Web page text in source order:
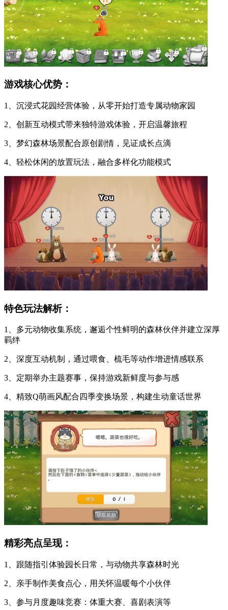
游戏核心优势：
1、沉浸式花园经营体验，从零开始打造专属动物家园
2、创新互动模式带来独特游戏体验，开启温馨旅程
3、梦幻森林场景配合原创剧情，见证成长点滴
4、轻松休闲的放置玩法，融合多样化功能模式
特色玩法解析：
1、多元动物收集系统，邂逅个性鲜明的森林伙伴并建立深厚
羁绊
2、深度互动机制，通过喂食、梳毛等动作增进情感联系
3、定期举办主题赛事，保持游戏新鲜度与参与感
4、精致Q萌画风配合四季变换场景，构建生动童话世界
精彩亮点呈现：
1、跟随指引体验园长日常，与动物共享森林时光
2、亲手制作美食点心，用关怀温暖每个小伙伴
3、参与月度趣味竞赛：体重大赛、喜剧表演等